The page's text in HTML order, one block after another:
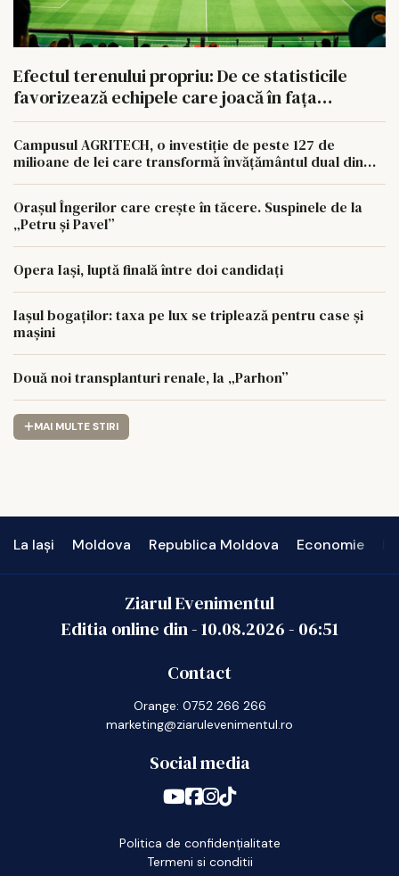
Efectul terenului propriu: De ce statisticile
favorizează echipele care joacă în fața
propriilor suporteri
Campusul AGRITECH, o investiție de peste 127 de
milioane de lei care transformă învățământul dual din
Orașul Îngerilor care crește în tăcere. Suspinele de la
„Petru și Pavel”
Opera Iași, luptă finală între doi candidați
Iașul bogaților: taxa pe lux se triplează pentru case și
mașini
Două noi transplanturi renale, la „Parhon”
MAI MULTE STIRI
La Iași Moldova Republica Moldova Economie
Ziarul Evenimentul
Editia online din -10.08.2026- 06:51
Contact
Orange: 0752 266 266
marketing@ziarulevenimentul.ro
Social media
Politica de confidențialitate
Termeni si conditii